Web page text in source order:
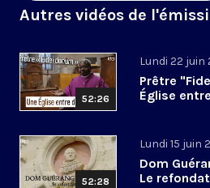
Autres vidéos de
52:26
Lundi 22 juin
Prêtre
Église
52:28
Lundi 15 juin
Dom
Le